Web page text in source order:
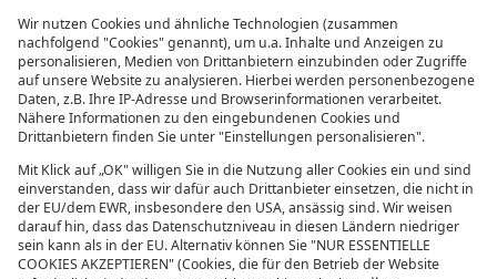
Weg macht.
Ein Flug nach Costa Rica kostet rund 600 bis 800
Euro, für einen Mietwagen zahlt ihr etwa 30-35 Euro
pro Tag. Für die meisten Nationalparks in Costa Rica
wird ein Eintritt zwischen 20 und 40 Euro fällig.
Für einen Flug nach Panama zahlt ihr ca. 650 bis
1.000 Euro. Da in Panama viele Nahrungsmittel